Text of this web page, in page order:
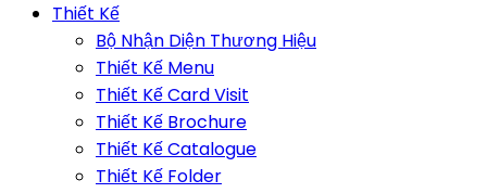
Thiết Kế
Bộ Nhận Diện Thương Hiệu
Thiết Kế Menu
Thiết Kế Card Visit
Thiết Kế Brochure
Thiết Kế Catalogue
Thiết Kế Folder